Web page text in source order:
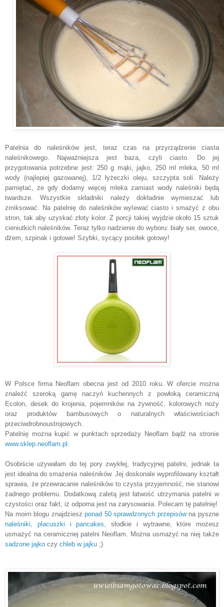
Patelnia do naleśników jest, teraz czas na przyrządzenie ciasta
naleśnikowego. Najważniejsza jest baza, czyli ciasto. Do jej
przygotowania potrzebne jest: 250 g mąki, jajko, 250 ml mleka, 50 ml
wody (najlepiej gazowanej), 1/2 łyżeczki oleju, szczypta soli. Należy
pamiętać, że gdy dodamy więcej mleka zamiast wody naleśniki będą
twardsze. Wszystkie składniki należy dokładnie wymieszać lub
zmiksować. Na patelnię do naleśników wylewać ciasto i smażyć z obu
stron, tak aby uzyskać złoty kolor. Z porcji takiej wyjdzie około 15 sztuk
cieniutkich naleśników. Teraz tylko nadzienie do wyboru: biały ser, owoce,
dżem, szpinak i gotowe! Szybki, sycący posiłek gotowy!
W Polsce firma Neoflam obecna jest od 2010 roku. W ofercie można
znaleźć szeroką gamę naczyń kuchennych z powłoką ceramiczną
Ecolon, desek do krojenia, pojemników na żywność, kolorowych noży
oraz produktów bambusowych o naturalnych właściwościach
przeciwdrobnoustrojowych.
Patelnię można kupić w punktach sprzedaży Neoflam bądź na stronie
www.sklep.neoflam.pl .
Osobiście używałam do tej pory zwykłej, tradycyjnej patelni, jednak ta
jest idealna do smażenia naleśników. Jej doskonale wyprofilowany kształt
sprawia, że przewracanie naleśników to czysta przyjemność, nie stanowi
żadnego problemu. Dodatkową zaletą jest łatwość utrzymania patelni w
czystości oraz fakt, iż odporna jest na zarysowania. Polecam tę patelnię!
Na moim blogu znajdzieszponad 50 sprawdzonych przepisówna pyszne
naleśniki, placuszki i pancakes, słodkie i wytrawne, które możesz
usmażyć na ceramicznej patelni Neoflam. Można usmażyć na niej także
sadzone jajko czy chleb w jajku ;)